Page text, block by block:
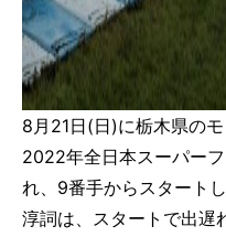
8月21日(日)に栃木県の
2022年全日本スーパー
れ、9番手からスタート
淳詞は、スタートで出遅